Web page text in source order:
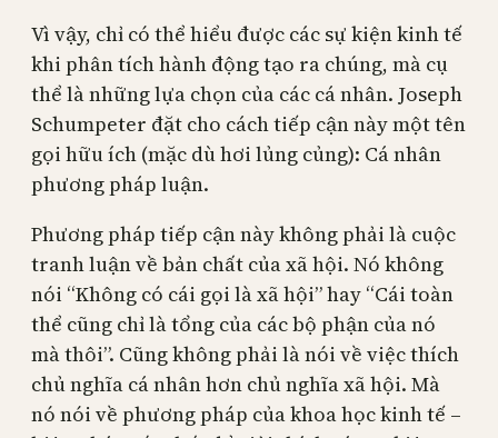
Vì vậy, chỉ có thể hiểu được các sự kiện kinh tế
khi phân tích hành động tạo ra chúng, mà cụ
thể là những lựa chọn của các cá nhân. Joseph
Schumpeter đặt cho cách tiếp cận này một tên
gọi hữu ích (mặc dù hơi lủng củng): Cá nhân
phương pháp luận.
Phương pháp tiếp cận này không phải là cuộc
tranh luận về bản chất của xã hội. Nó không
nói “Không có cái gọi là xã hội” hay “Cái toàn
thể cũng chỉ là tổng của các bộ phận của nó
mà thôi”. Cũng không phải là nói về việc thích
chủ nghĩa cá nhân hơn chủ nghĩa xã hội. Mà
nó nói về phương pháp của khoa học kinh tế –